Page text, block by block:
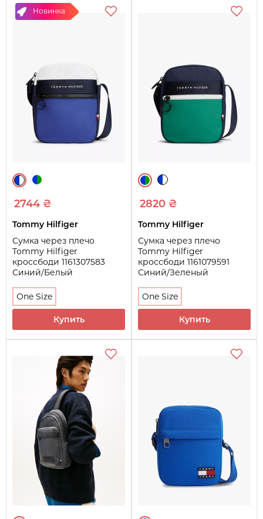
Новинка
2744 ₴
Tommy Hilfiger
Сумка через плечо
Tommy Hilfiger
кроссбоди 1161307583
Синий/Белый
One Size
Купить
2820 ₴
Tommy Hilfiger
Сумка через плечо
Tommy Hilfiger
кроссбоди 1161079591
Синий/Зеленый
One Size
Купить